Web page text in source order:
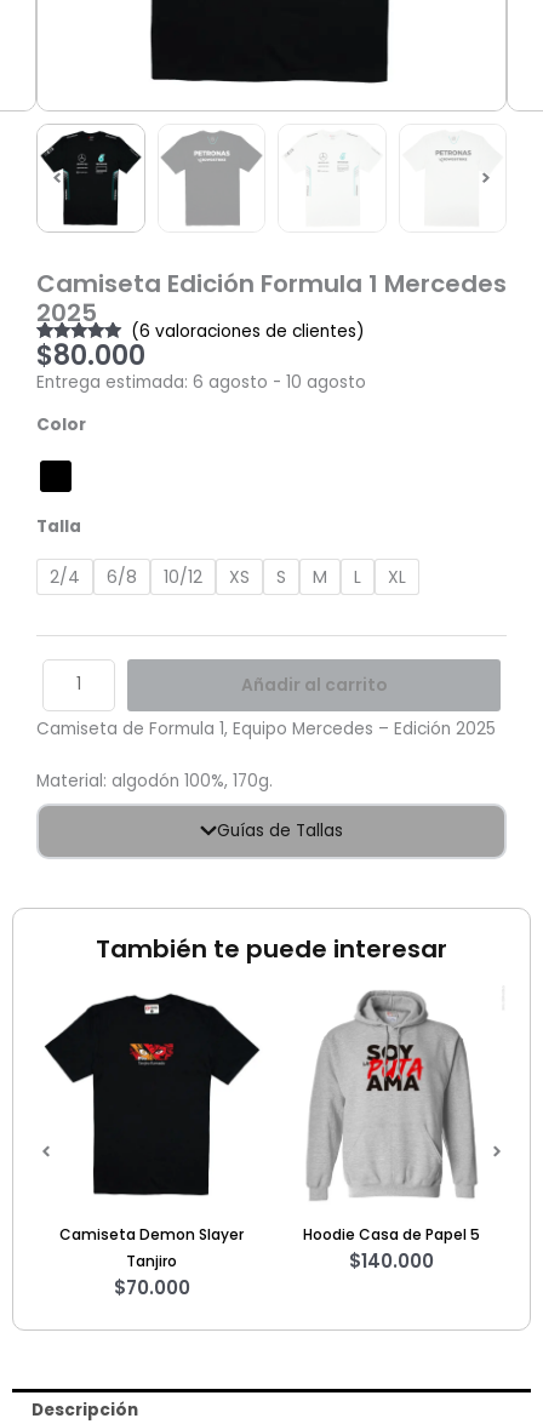
Camiseta Edición Formula 1 Mercedes
2025
Valorado
con 4.83 de
5 en base a
6
de clientes
(6 valoraciones de clientes)
$80.000
Entrega estimada: 6 agosto - 10 agosto
Color
Talla
2/4 6/8 10/12 XS S M L XL
Camiseta
Formula
Mercedes
cantidad
Añadir al carrito
Camiseta de Formula 1, Equipo Mercedes – Edición 2025
Material: algodón 100%, 170g.
Guías de Tallas
También te puede interesar
Hoodie Casa de Papel 5
140.000
Sweater Call of Duty Black
Ops 2
Descripción